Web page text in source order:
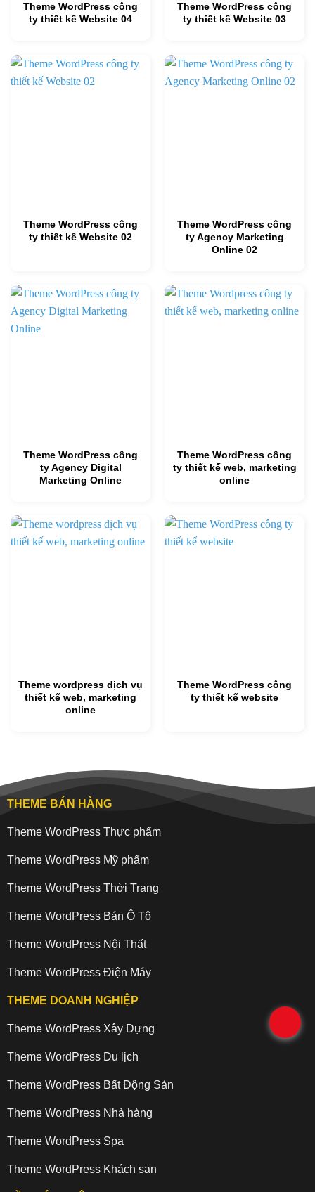
Theme WordPress công
ty thiết kế Website 04
Theme WordPress công
ty thiết kế Website 03
Theme WordPress công
ty thiết kế Website 02
Theme WordPress công
ty Agency Marketing
Online 02
Theme WordPress công
ty Agency Digital
Marketing Online
Theme WordPress công
ty thiết kế web, marketing
online
Theme wordpress dịch vụ
thiết kế web, marketing
online
Theme WordPress công
ty thiết kế website
THEME BÁN HÀNG
Theme WordPress Thực phẩm
Theme WordPress Mỹ phẩm
Theme WordPress Thời Trang
Theme WordPress Bán Ô Tô
Theme WordPress Nội Thất
Theme WordPress Điện Máy
THEME DOANH NGHIỆP
Theme WordPress Xây Dựng
Theme WordPress Du lịch
Theme WordPress Bất Động Sản
Theme WordPress Nhà hàng
Theme WordPress Spa
Theme WordPress Khách sạn